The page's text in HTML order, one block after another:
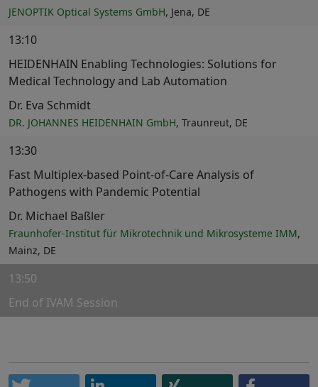
JENOPTIK Optical Systems GmbH, Jena, DE
13:10
HEIDENHAIN Enabling Technologies: Solutions for
Medical Technology and Lab Automation
Dr. Eva Schmidt
DR. JOHANNES HEIDENHAIN GmbH, Traunreut, DE
13:30
Fast Multiplex-based Point-of-Care Analysis of
Pathogens with Pandemic Potential
Dr. Michael Baßler
Fraunhofer-Institut für Mikrotechnik und Mikrosysteme IMM,
Mainz, DE
13:50
End of IVAM Session